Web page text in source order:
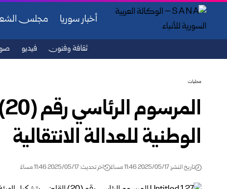
أخبار سوريا مجلس
ثقافة وفنون فيديو
محليات
الوطنية للعدالة الانتقالية
تاريخ النشر: 2025/05/17 11:46 مساءً اخر تحديث: 2025/05/17 11:46 مساءً